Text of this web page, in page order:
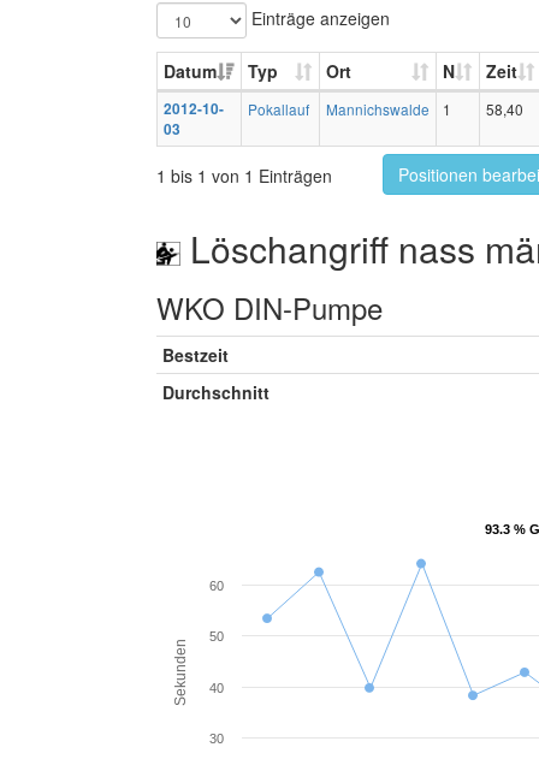
Einträge anzeigen
Datum Typ Ort N Zeit
2012-10-
03
Pokallauf Mannichswalde 1 58,40
1 bis 1 von 1 Einträgen Positionen
Löschangriff nass
WKO DIN-Pumpe
Bestzeit
Durchschnitt
93.3 %
93.3 %
Sekunden
30
40
50
60